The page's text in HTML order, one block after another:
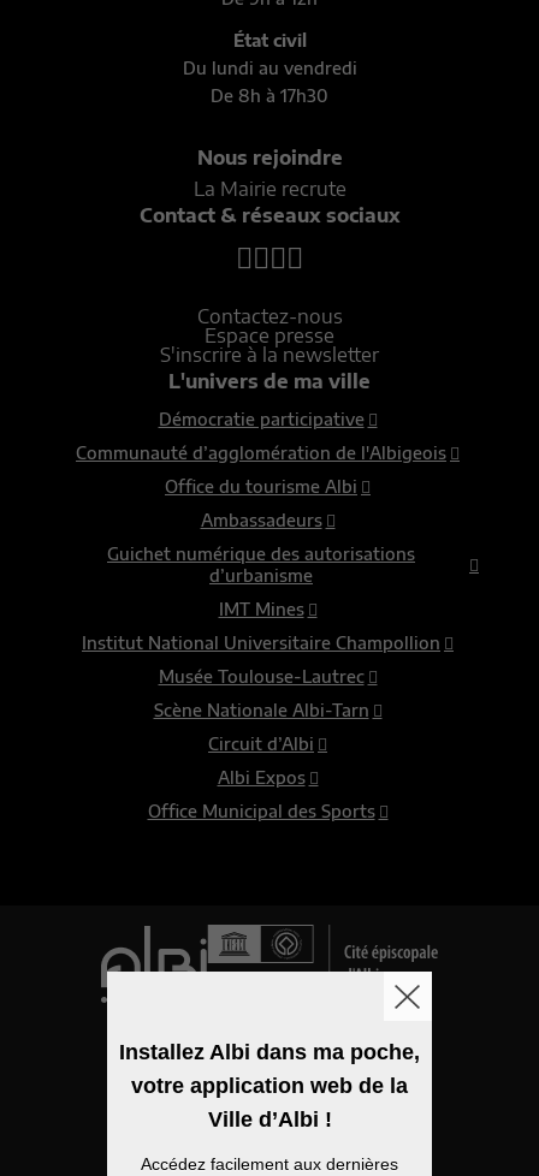
État civil
Du lundi au vendredi
De 8h à 17h30
Nous rejoindre
La Mairie recrute
Contact & réseaux sociaux
Contactez-nous
Espace presse
S'inscrire à la newsletter
L'univers de ma ville
Démocratie participative
Communauté d’agglomération de l'Albigeois
Office du tourisme Albi
Ambassadeurs
Guichet numérique des autorisations
d’urbanisme
IMT Mines
Institut National Universitaire Champollion
Musée Toulouse-Lautrec
Scène Nationale Albi-Tarn
Circuit d’Albi
Albi Expos
Office Municipal des Sports
Mentions légales
Installez Albi dans ma poche,
votre application web de la
Ville d’Albi !
Accédez facilement aux dernières